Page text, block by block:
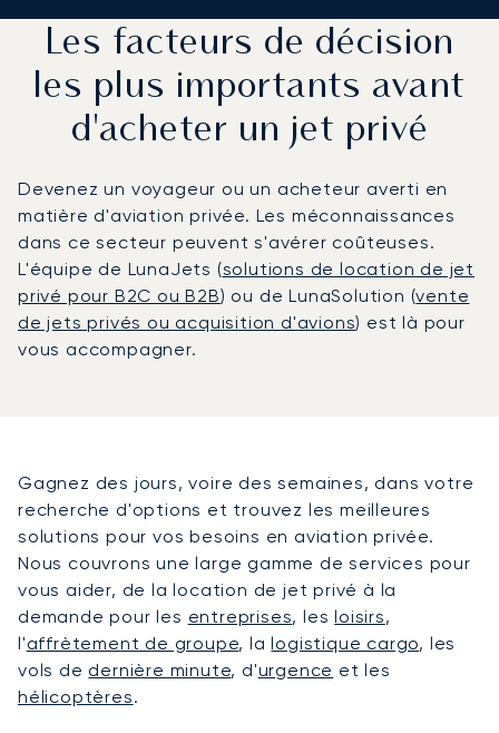
Les facteurs de décision
les plus importants avant
d'acheter un jet privé
Devenez un voyageur ou un acheteur averti en
matière d'aviation privée. Les méconnaissances
dans ce secteur peuvent s'avérer coûteuses.
L'équipe de LunaJets (solutions de location de jet
privé pour B2C ou B2B) ou de LunaSolution (vente
de jets privés ou acquisition d'avions) est là pour
vous accompagner.
Gagnez des jours, voire des semaines, dans votre
recherche d'options et trouvez les meilleures
solutions pour vos besoins en aviation privée.
Nous couvrons une large gamme de services pour
vous aider, de la location de jet privé à la
demande pour les entreprises, lesloisirs,
l'affrètement de groupe, lalogistique cargo, les
vols de dernière minute, d'urgence et les
hélicoptères.